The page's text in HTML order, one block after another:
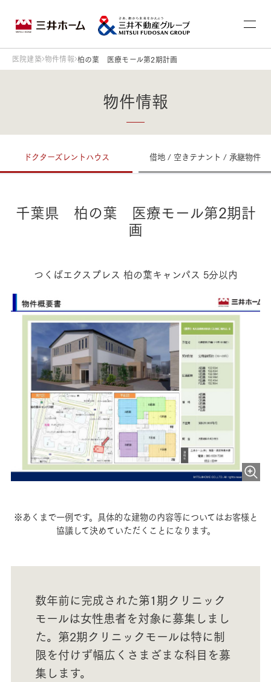
医院建築 物件情報 柏の葉 医療モール第2期計画
物件情報
ドクターズレントハウス 借地 / 空きテナント / 承継物件
千葉県 柏の葉 医療モール第2期計
画
つくばエクスプレス 柏の葉キャンパス 5分以内
※あくまで一例です。具体的な建物の内容等についてはお客様と
協議して決めていただくことになります。
数年前に完成された第1期クリニック
モールは女性患者を対象に募集しまし
た。第2期クリニックモールは特に制
限を付けず幅広くさまざまな科目を募
集します。